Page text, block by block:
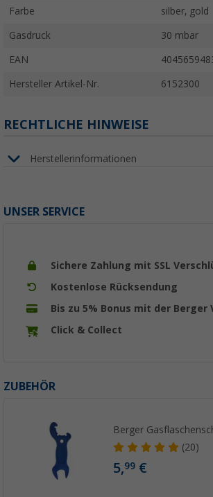
Farbe silber, gold
Gasdruck 30 mbar
EAN
Hersteller Artikel-Nr. 6152300
RECHTLICHE HINWEISE
Herstellerinformationen
UNSER SERVICE
Sichere Zahlung mit SSL
Kostenlose Rücksendung
Bis zu 5% Bonus mit der
Click & Collect
ZUBEHÖR
Berger
(20)
5,99 €